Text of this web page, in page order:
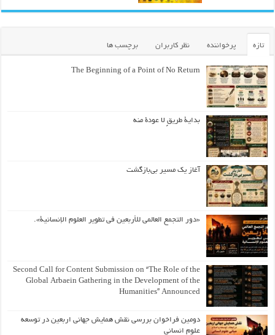
تازه پرخواننده نظر کاربران برچسب ها
The Beginning of a Point of No Return
بداية طريقٍ لا عودة منه
آغاز یک مسیر بی‌بازگشت
«دور التجمع العالمي للأربعين في تطوير العلوم الإنسانية».
Second Call for Content Submission on “The Role of the
Global Arbaein Gathering in the Development of the
Humanities” Announced
دومین فراخوان بررسی نقش همایش جهانی اربعین در توسعه
علوم انسانی